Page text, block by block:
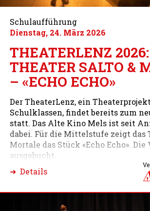
Schulaufführung
Dienstag, 24. März 2026
THEATERLENZ 2026:
THEATER SALTO &
– «ECHO ECHO»
Der TheaterLenz, ein
Schulklassen, findet bereits zum
statt. Das Alte Kino Mels ist seit
dabei. Für die Mittelstufe zeigt das
Mortale das Stück «Echo Echo».
ausgebucht.
➜ Details